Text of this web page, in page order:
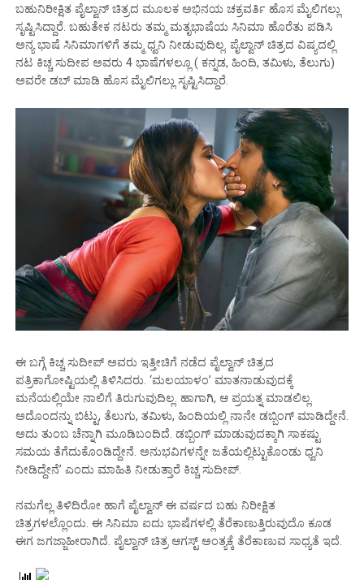
ಬಹುನಿರೀಕ್ಷಿತ ಪೈಲ್ವಾನ್ ಚಿತ್ರದ ಮೂಲಕ ಅಭಿನಯ ಚಕ್ರವರ್ತಿ ಹೊಸ ಮೈಲಿಗಲ್ಲು
ಸೃಷ್ಟಿಸಿದ್ದಾರೆ. ಬಹುತೇಕ ನಟರು ತಮ್ಮ ಮತೃಭಾಷೆಯ ಸಿನಿಮಾ ಹೊರೆತು ಪಡಿಸಿ
ಅನ್ಯ ಭಾಷೆ ಸಿನಿಮಾಗಳಿಗೆ ತಮ್ಮ ಧ್ವನಿ ನೀಡುವುದಿಲ್ಲ. ಪೈಲ್ವಾನ್ ಚಿತ್ರದ ವಿಷ್ಯದಲ್ಲಿ
ನಟ ಕಿಚ್ಚ ಸುದೀಪ ಅವರು 4 ಭಾಷೆಗಳಲ್ಲೂ ( ಕನ್ನಡ, ಹಿಂದಿ, ತಮಿಳು, ತೆಲುಗು)
ಅವರೇ ಡಬ್ ಮಾಡಿ ಹೊಸ ಮೈಲಿಗಲ್ಲು ಸೃಷ್ಟಿಸಿದ್ದಾರೆ.
ಈ ಬಗ್ಗೆ ಕಿಚ್ಚ ಸುದೀಪ್ ಅವರು ಇತ್ತೀಚಿಗೆ ನಡೆದ ಪೈಲ್ವಾನ್ ಚಿತ್ರದ
ಪತ್ರಿಕಾಗೋಷ್ಟಿಯಲ್ಲಿ ತಿಳಿಸಿದರು. ‘ಮಲಯಾಳಂ’ ಮಾತನಾಡುವುದಕ್ಕೆ
ಮನೆಯಲ್ಲಿಯೇ ನಾಲಿಗೆ ತಿರುಗುವುದಿಲ್ಲ. ಹಾಗಾಗಿ, ಆ ಪ್ರಯತ್ನ ಮಾಡಲಿಲ್ಲ.
ಅದೊಂದನ್ನು ಬಿಟ್ಟು, ತೆಲುಗು, ತಮಿಳು, ಹಿಂದಿಯಲ್ಲಿ ನಾನೇ ಡಬ್ಬಿಂಗ್ ಮಾಡಿದ್ದೇನೆ.
ಅದು ತುಂಬ ಚೆನ್ನಾಗಿ ಮೂಡಿಬಂದಿದೆ. ಡಬ್ಬಿಂಗ್ ಮಾಡುವುದಕ್ಕಾಗಿ ಸಾಕಷ್ಟು
ಸಮಯ ತೆಗೆದುಕೊಂಡಿದ್ದೇನೆ. ಅನುಭವಿಗಳನ್ನೇ ಜತೆಯಲ್ಲಿಟ್ಟುಕೊಂಡು ಧ್ವನಿ
ನೀಡಿದ್ದೇನೆ’ ಎಂದು ಮಾಹಿತಿ ನೀಡುತ್ತಾರೆ ಕಿಚ್ಚ ಸುದೀಪ್.
ನಮಗೆಲ್ಲ ತಿಳಿದಿರೋ ಹಾಗೆ ಪೈಲ್ವಾನ್ ಈ ವರ್ಷದ ಬಹು ನಿರೀಕ್ಷಿತ
ಚಿತ್ರಗಳಲ್ಲೊಂದು. ಈ ಸಿನಿಮಾ ಐದು ಭಾಷೆಗಳಲ್ಲಿ ತೆರೆಕಾಣುತ್ತಿರುವುದೊ ಕೂಡ
ಈಗ ಜಗಜ್ಜಾಹೀರಾಗಿದೆ. ಪೈಲ್ವಾನ್ ಚಿತ್ರ ಆಗಸ್ಟ್ ಅಂತ್ಯಕ್ಕೆ ತೆರೆಕಾಣುವ ಸಾಧ್ಯತೆ ಇದೆ.